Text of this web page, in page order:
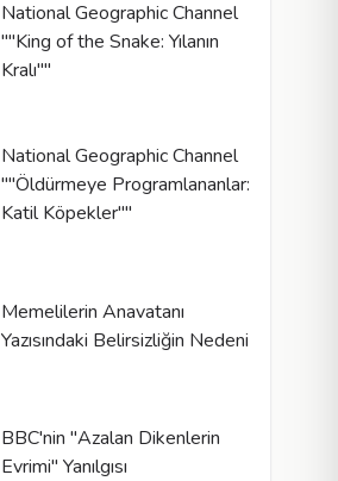
National Geographic Channel
""King of the Snake: Yılanın
Kralı""
National Geographic Channel
""Öldürmeye Programlananlar:
Katil Köpekler""
Memelilerin Anavatanı
Yazısındaki Belirsizliğin Nedeni
BBC'nin "Azalan Dikenlerin
Evrimi" Yanılgısı